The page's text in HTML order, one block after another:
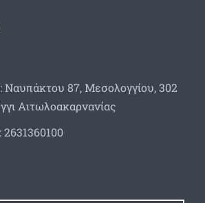
Ναυπάκτου 87, Μεσολογγίου, 302
Αιτωλοακαρνανίας